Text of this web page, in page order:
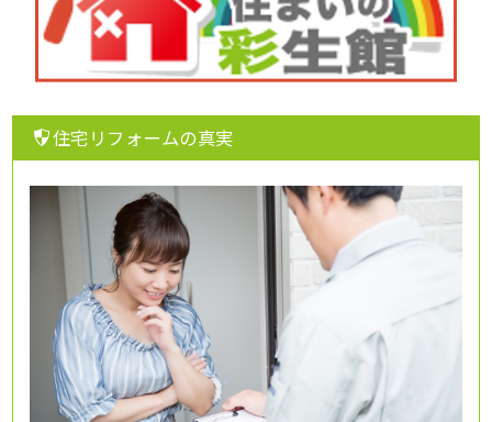
住宅リフォームの真実